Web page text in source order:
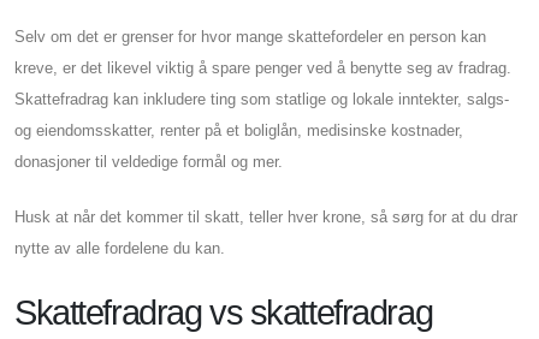
Selv om det er grenser for hvor mange skattefordeler en person kan
kreve, er det likevel viktig å spare penger ved å benytte seg av fradrag.
Skattefradrag kan inkludere ting som statlige og lokale inntekter, salgs-
og eiendomsskatter, renter på et boliglån, medisinske kostnader,
donasjoner til veldedige formål og mer.
Husk at når det kommer til skatt, teller hver krone, så sørg for at du drar
nytte av alle fordelene du kan.
Skattefradrag vs skattefradrag